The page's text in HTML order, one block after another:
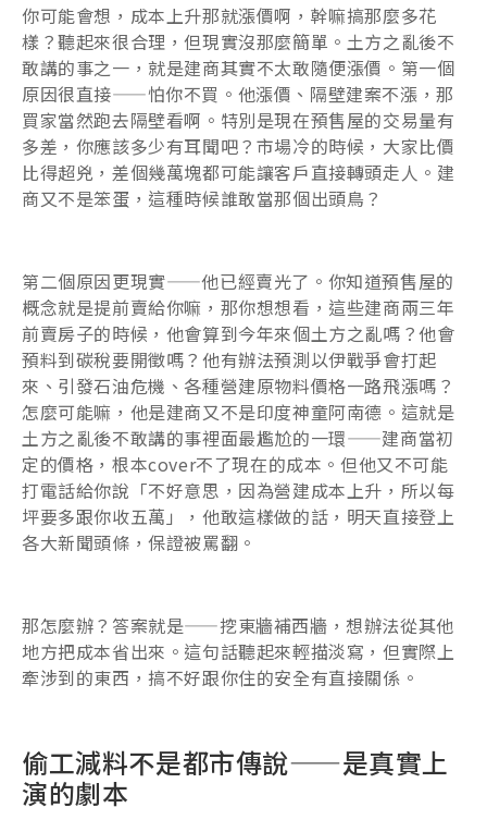
你可能會想，成本上升那就漲價啊，幹嘛搞那麼多花
樣？聽起來很合理，但現實沒那麼簡單。土方之亂後不
敢講的事之一，就是建商其實不太敢隨便漲價。第一個
原因很直接——怕你不買。他漲價、隔壁建案不漲，那
買家當然跑去隔壁看啊。特別是現在預售屋的交易量有
多差，你應該多少有耳聞吧？市場冷的時候，大家比價
比得超兇，差個幾萬塊都可能讓客戶直接轉頭走人。建
商又不是笨蛋，這種時候誰敢當那個出頭鳥？
第二個原因更現實——他已經賣光了。你知道預售屋的
概念就是提前賣給你嘛，那你想想看，這些建商兩三年
前賣房子的時候，他會算到今年來個土方之亂嗎？他會
預料到碳稅要開徵嗎？他有辦法預測以伊戰爭會打起
來、引發石油危機、各種營建原物料價格一路飛漲嗎？
怎麼可能嘛，他是建商又不是印度神童阿南德。這就是
土方之亂後不敢講的事裡面最尷尬的一環——建商當初
定的價格，根本cover不了現在的成本。但他又不可能
打電話給你說「不好意思，因為營建成本上升，所以每
坪要多跟你收五萬」，他敢這樣做的話，明天直接登上
各大新聞頭條，保證被罵翻。
那怎麼辦？答案就是——挖東牆補西牆，想辦法從其他
地方把成本省出來。這句話聽起來輕描淡寫，但實際上
牽涉到的東西，搞不好跟你住的安全有直接關係。
偷工減料不是都市傳說——是真實上
演的劇本